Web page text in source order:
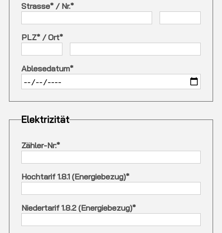
Strasse*/ Nr.*
PLZ*/ Ort*
Ablesedatum*
Elektrizität
Zähler-Nr:*
Hochtarif 1.8.1 (Energiebezug)*
Niedertarif 1.8.2 (Energiebezug)*